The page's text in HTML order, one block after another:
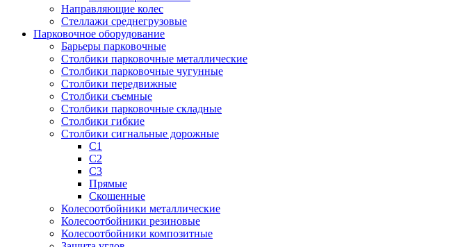
Направляющие колес
Стеллажи среднегрузовые
Парковочное оборудование
Барьеры парковочные
Столбики парковочные металлические
Столбики парковочные чугунные
Столбики передвижные
Столбики съемные
Столбики парковочные складные
Столбики гибкие
Столбики сигнальные дорожные
С1
С2
С3
Прямые
Скошенные
Колесоотбойники металлические
Колесоотбойники резиновые
Колесоотбойники композитные